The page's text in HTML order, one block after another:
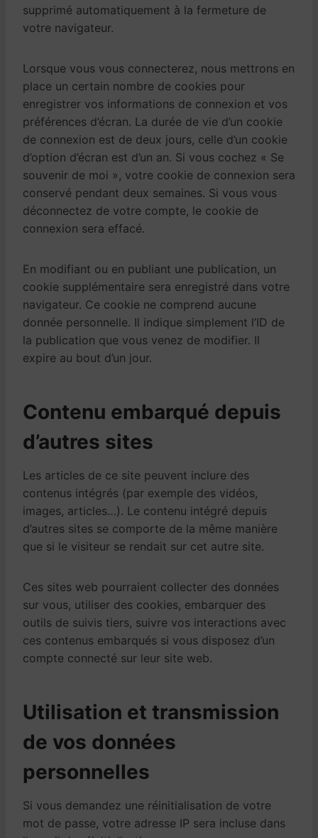
supprimé automatiquement à la fermeture de
votre navigateur.
Lorsque vous vous connecterez, nous mettrons en
place un certain nombre de cookies pour
enregistrer vos informations de connexion et vos
préférences d’écran. La durée de vie d’un cookie
de connexion est de deux jours, celle d’un cookie
d’option d’écran est d’un an. Si vous cochez « Se
souvenir de moi », votre cookie de connexion sera
conservé pendant deux semaines. Si vous vous
déconnectez de votre compte, le cookie de
connexion sera effacé.
En modifiant ou en publiant une publication, un
cookie supplémentaire sera enregistré dans votre
navigateur. Ce cookie ne comprend aucune
donnée personnelle. Il indique simplement l’ID de
la publication que vous venez de modifier. Il
expire au bout d’un jour.
Contenu embarqué depuis
d’autres sites
Les articles de ce site peuvent inclure des
contenus intégrés (par exemple des vidéos,
images, articles…). Le contenu intégré depuis
d’autres sites se comporte de la même manière
que si le visiteur se rendait sur cet autre site.
Ces sites web pourraient collecter des données
sur vous, utiliser des cookies, embarquer des
outils de suivis tiers, suivre vos interactions avec
ces contenus embarqués si vous disposez d’un
compte connecté sur leur site web.
Utilisation et transmission
de vos données
personnelles
Si vous demandez une réinitialisation de votre
mot de passe, votre adresse IP sera incluse dans